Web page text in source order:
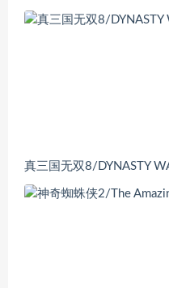
真三国无双8/DYNASTY